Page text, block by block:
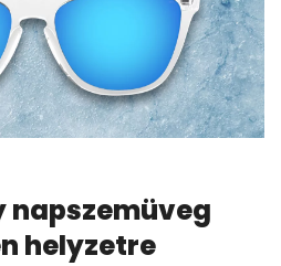
napszemüveg
helyzetre